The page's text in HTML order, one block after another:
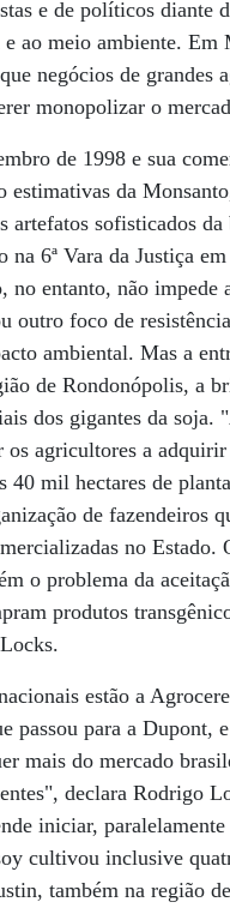
e de políticos diante
ao meio ambiente. Em
negócios de grandes
monopolizar o
de 1998 e sua
da
sofisticados
na 6ª Vara da Justiça
entanto, não impede
foco de
ambiental. Mas a
de Rondonópolis, a
dos gigantes da soja.
os agricultores a
40 mil hectares de
de fazendeiros
no Estado.
o problema da
produtos
estão a
passou para a Dupont,
mais do mercado
declara Rodrigo
iniciar,
cultivou inclusive
também na região